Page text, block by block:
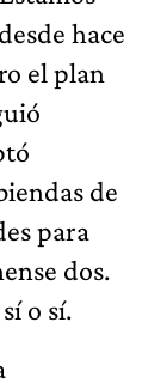
hace
el plan
de
para
dos.
o sí.